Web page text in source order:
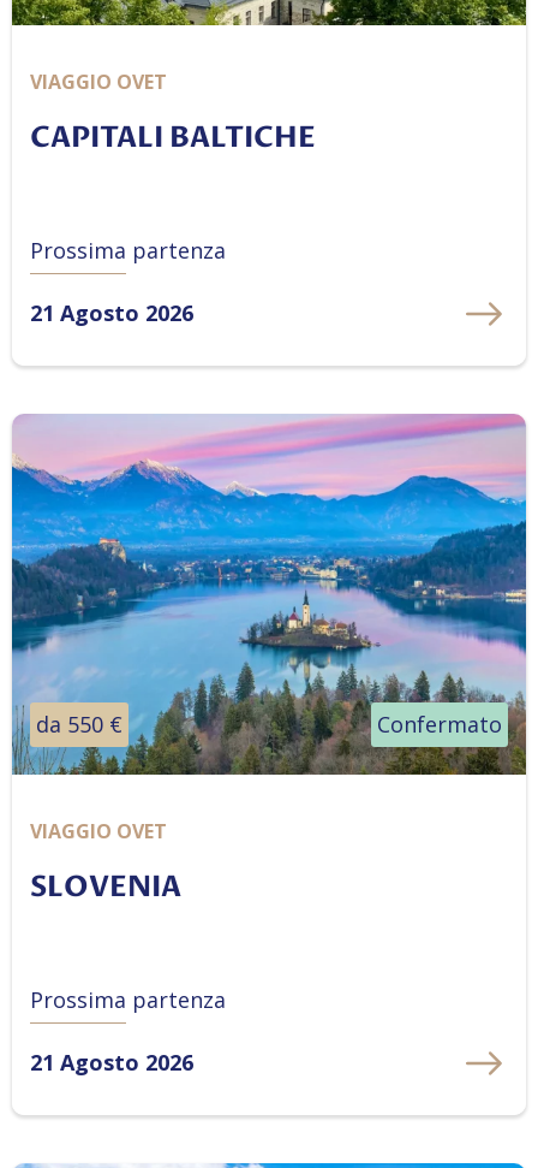
VIAGGIO OVET
CAPITALI BALTICHE
Prossima partenza
21 Agosto 2026
da 550 € Confermato
VIAGGIO OVET
SLOVENIA
Prossima partenza
21 Agosto 2026